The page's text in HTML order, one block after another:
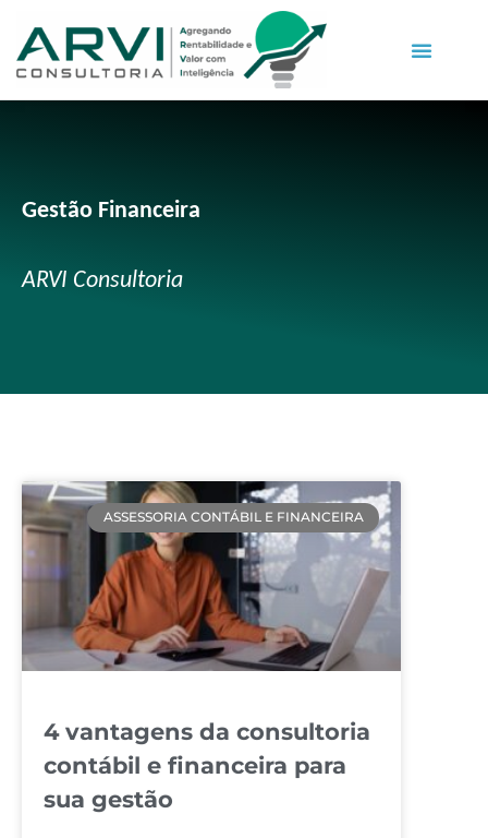
Gestão Financeira
ARVI Consultoria
ASSESSORIA CONTÁBIL E FINANCEIRA
4 vantagens da consultoria
contábil e financeira para
sua gestão